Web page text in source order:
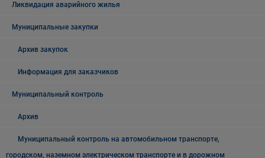
Ликвидация аварийного жилья
Муниципальные закупки
Архив закупок
Информация для заказчиков
Муниципальный контроль
Архив
Муниципальный контроль на автомобильном транспорте,
городском, наземном электрическом транспорте и в дорожном